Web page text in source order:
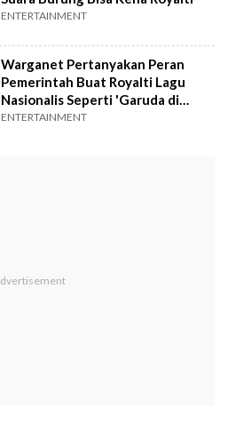
ENTERTAINMENT
Warganet Pertanyakan Peran
Pemerintah Buat Royalti Lagu
Nasionalis Seperti 'Garuda di
Dadaku'
ENTERTAINMENT